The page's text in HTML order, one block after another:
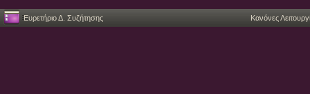
Ευρετήριο Δ. Συζήτησης Κανόνες